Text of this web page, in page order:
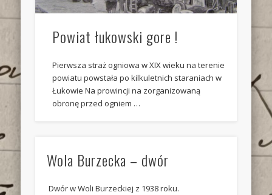
Powiat łukowski gore !
Pierwsza straż ogniowa w XIX wieku na terenie
powiatu powstała po kilkuletnich staraniach w
Łukowie Na prowincji na zorganizowaną
obronę przed ogniem …
Wola Burzecka – dwór
Dwór w Woli Burzeckiej z 1938 roku.